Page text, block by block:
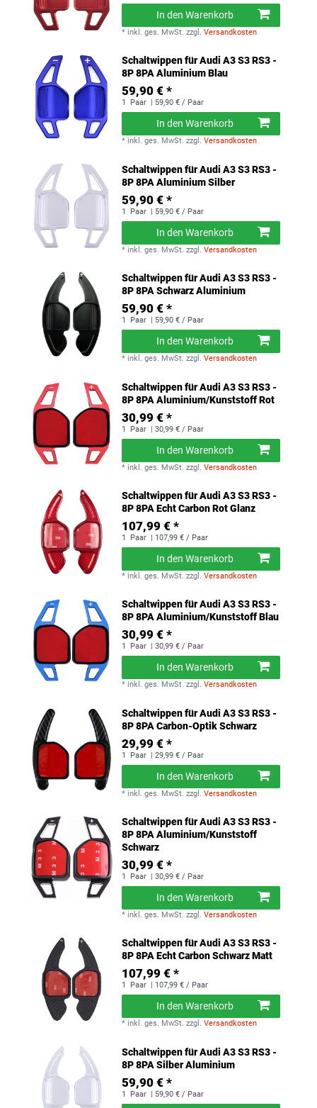
In den Warenkorb
* inkl. ges. MwSt. zzgl.Versandkosten
Schaltwippen für Audi A3 S3 RS3 -
8P 8PA Aluminium Blau
59,90 € *
1 Paar | 59,90 € / Paar
In den Warenkorb
* inkl. ges. MwSt. zzgl.Versandkosten
Schaltwippen für Audi A3 S3 RS3 -
8P 8PA Aluminium Silber
59,90 € *
1 Paar | 59,90 € / Paar
In den Warenkorb
* inkl. ges. MwSt. zzgl.Versandkosten
Schaltwippen für Audi A3 S3 RS3 -
8P 8PA Schwarz Aluminium
59,90 € *
1 Paar | 59,90 € / Paar
In den Warenkorb
* inkl. ges. MwSt. zzgl.Versandkosten
Schaltwippen für Audi A3 S3 RS3 -
8P 8PA Aluminium/Kunststoff Rot
30,99 € *
1 Paar | 30,99 € / Paar
In den Warenkorb
* inkl. ges. MwSt. zzgl.Versandkosten
Schaltwippen für Audi A3 S3 RS3 -
8P 8PA Echt Carbon Rot Glanz
107,99 € *
1 Paar | 107,99 € / Paar
In den Warenkorb
* inkl. ges. MwSt. zzgl.Versandkosten
Schaltwippen für Audi A3 S3 RS3 -
8P 8PA Aluminium/Kunststoff Blau
30,99 € *
1 Paar | 30,99 € / Paar
In den Warenkorb
* inkl. ges. MwSt. zzgl.Versandkosten
Schaltwippen für Audi A3 S3 RS3 -
8P 8PA Carbon-Optik Schwarz
29,99 € *
1 Paar | 29,99 € / Paar
In den Warenkorb
* inkl. ges. MwSt. zzgl.Versandkosten
Schaltwippen für Audi A3 S3 RS3 -
8P 8PA Aluminium/Kunststoff
Schwarz
30,99 € *
1 Paar | 30,99 € / Paar
In den Warenkorb
* inkl. ges. MwSt. zzgl.Versandkosten
Schaltwippen für Audi A3 S3 RS3 -
8P 8PA Echt Carbon Schwarz Matt
107,99 € *
1 Paar | 107,99 € / Paar
In den Warenkorb
* inkl. ges. MwSt. zzgl.Versandkosten
Schaltwippen für Audi A3 S3 RS3 -
8P 8PA Silber Aluminium
59,90 € *
1 Paar | 59,90 € / Paar